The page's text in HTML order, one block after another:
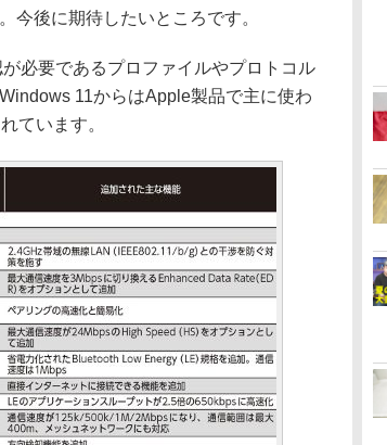
今後に期待したいところです。
必要であるプロファイルやプロトコル
11からはApple製品で主に使わ
ています。